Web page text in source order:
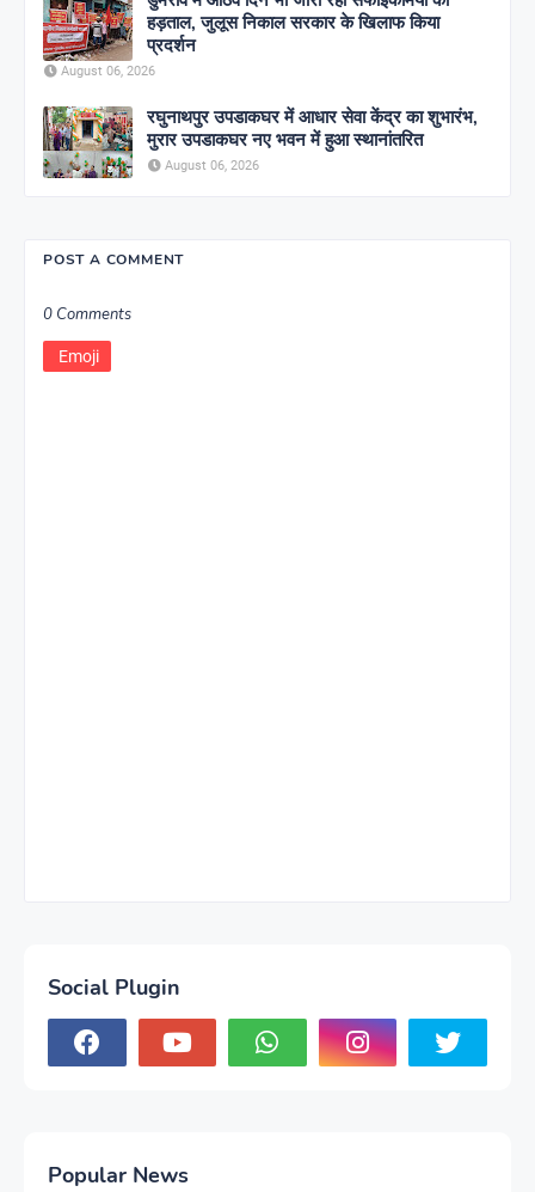
हड़ताल, जुलूस निकाल सरकार के खिलाफ किया
प्रदर्शन
August 06, 2026
रघुनाथपुर उपडाकघर में आधार सेवा केंद्र का शुभारंभ,
मुरार उपडाकघर नए भवन में हुआ स्थानांतरित
August 06, 2026
POST A COMMENT
0 Comments
Emoji
Social Plugin
Popular News